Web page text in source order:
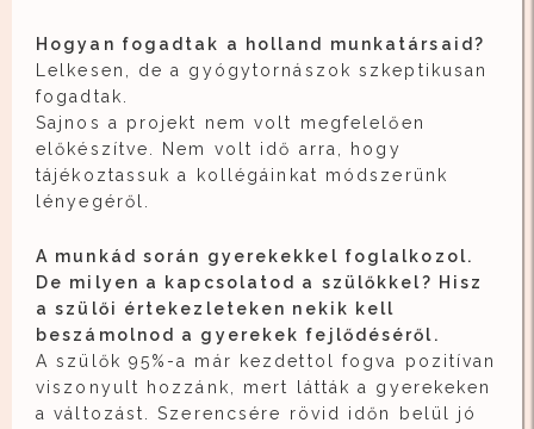
Hogyan fogadtak a holland munkatársaid?
Lelkesen, de a gyógytornászok szkeptikusan
fogadtak.
Sajnos a projekt nem volt megfelelően
előkészítve. Nem volt idő arra, hogy
tájékoztassuk a kollégáinkat módszerünk
lényegéről.
A munkád során gyerekekkel foglalkozol.
De milyen a kapcsolatod a szülőkkel? Hisz
a szülői értekezleteken nekik kell
beszámolnod a gyerekek fejlődéséről.
A szülők 95%-a már kezdettol fogva pozitívan
viszonyult hozzánk, mert látták a gyerekeken
a változást. Szerencsére rövid időn belül jó